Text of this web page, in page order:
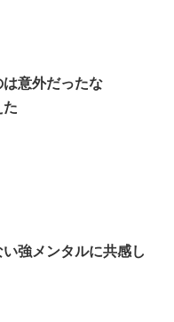
意外だったな
た
強メンタルに共感し